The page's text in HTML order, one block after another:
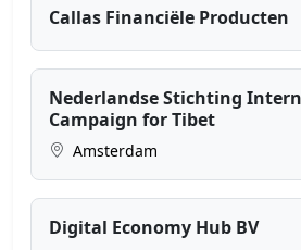
Callas Financiële Producten
Nederlandse Stichting
Campaign for Tibet
Amsterdam
Digital Economy Hub BV